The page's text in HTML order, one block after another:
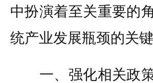
中扮演着至关重要的
统产业发展瓶颈的关
一、强化相关政策